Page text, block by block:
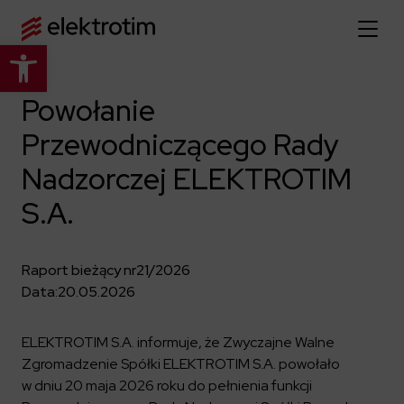
Otwórz pasek narzędzi
Strona główna
O nas
Więcej o nas
O firmie
Władze spółki
Historia
Portfolio
Dokumenty firmowe
Certyfikaty
Oferta
Poznaj pełną ofertę
Budownictwo Specjalistyczne
Resorty obronne
Przemysł
Infrastruktura użyteczności publicznej
Relacje inwestorskie
Dowiedz się więcej
Raporty
Kariera
Dowiedz się więcej
Powołanie
Przewodniczącego Rady
Nadzorczej ELEKTROTIM
S.A.
Raport bieżący nr21/2026
Data:20.05.2026
ELEKTROTIM S.A. informuje, że Zwyczajne Walne
Zgromadzenie Spółki ELEKTROTIM S.A. powołało
w dniu 20 maja 2026 roku do pełnienia funkcji